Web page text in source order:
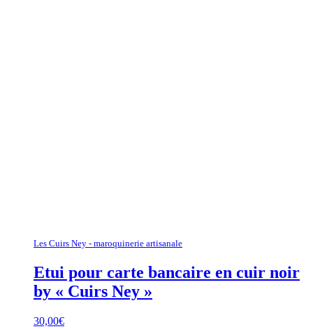
Les Cuirs Ney - maroquinerie artisanale
Etui pour carte bancaire en cuir noir
by « Cuirs Ney »
30,00€